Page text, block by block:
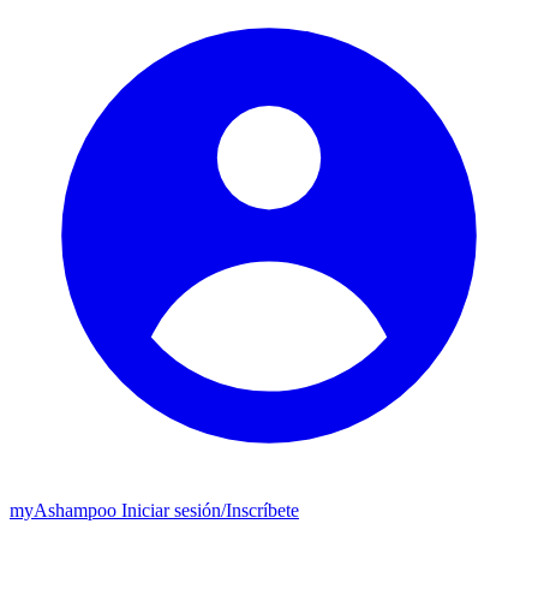
myAshampoo Iniciar sesión/Inscríbete